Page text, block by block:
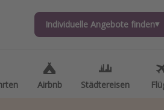
Individuelle Angebote finden
Airbnb Städtereisen
Individuelle Angebote finden
Airbnb Städtereisen